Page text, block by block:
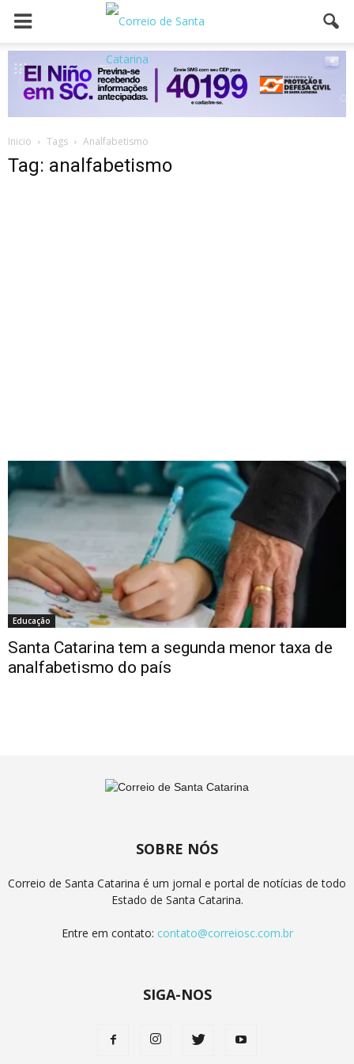
Inicio Tags Analfabetismo
Tag: analfabetismo
Educação
Santa Catarina tem a segunda menor taxa de
analfabetismo do país
SOBRE NÓS
Correio de Santa Catarina é um jornal e portal de notícias de todo
Estado de Santa Catarina.
Entre em contato: contato@correiosc.com.br
SIGA-NOS